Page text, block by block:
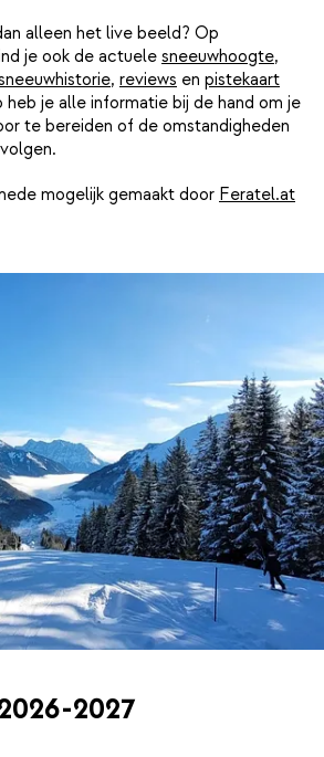
alleen het live beeld? Op
je ook de actuele sneeuwhoogte,
, reviews en pistekaart
heb je alle informatie bij de hand om je
te bereiden of de omstandigheden
mogelijk gemaakt door Feratel.at
2027